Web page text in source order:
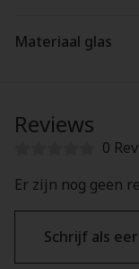
Materiaal glas
Reviews
0
Er zijn nog geen
Schrijf als